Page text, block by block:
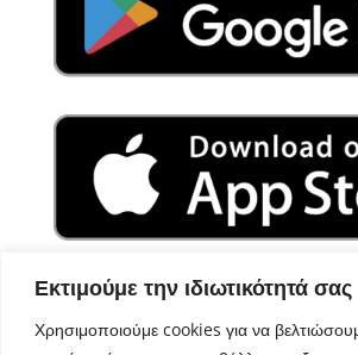
Εκτιμούμε την ιδιωτικότητά σας
Χρησιμοποιούμε cookies για να